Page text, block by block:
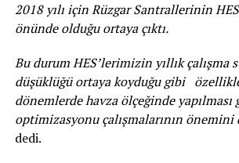
2018 yılı için Rüzgar Santrallerinin
önünde olduğu ortaya çıktı.
Bu durum HES’lerimizin yıllık çalışma
düşüklüğü ortaya koyduğu gibi
dönemlerde havza ölçeğinde yapılması
optimizasyonu çalışmalarının önemini
dedi.